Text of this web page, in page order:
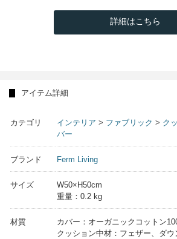
詳細はこちら
アイテム詳細
カテゴリ インテリア > ファブリック > ク
バー
ブランド Ferm Living
サイズ
W50×H50cm
重量：0.2 kg
材質
カバー：オーガニックコットン
クッション中材：フェザー、ダ